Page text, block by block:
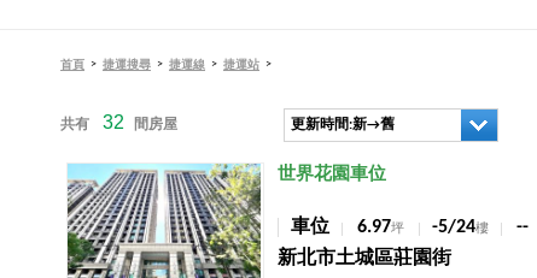
首頁 > 捷運搜尋 > 捷運線 > 捷運站 >
共有 32 間房屋 更新時間:新→舊
店長推薦 世界花園車位
車位 6.97坪 -5/24樓
--
新北市土城區莊園街